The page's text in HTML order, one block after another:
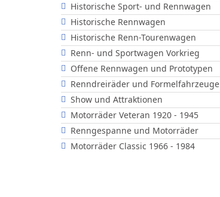
Historische Sport- und Rennwagen
Historische Rennwagen
Historische Renn-Tourenwagen
Renn- und Sportwagen Vorkrieg
Offene Rennwagen und Prototypen
Renndreiräder und Formelfahrzeuge
Show und Attraktionen
Motorräder Veteran 1920 - 1945
Renngespanne und Motorräder
Motorräder Classic 1966 - 1984